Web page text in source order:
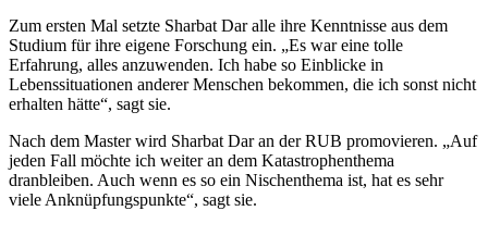
Zum ersten Mal setzte Sharbat Dar alle ihre Kenntnisse aus dem
Studium für ihre eigene Forschung ein. „Es war eine tolle
Erfahrung, alles anzuwenden. Ich habe so Einblicke in
Lebenssituationen anderer Menschen bekommen, die ich sonst nicht
erhalten hätte“, sagt sie.
Nach dem Master wird Sharbat Dar an der RUB promovieren. „Auf
jeden Fall möchte ich weiter an dem Katastrophenthema
dranbleiben. Auch wenn es so ein Nischenthema ist, hat es sehr
viele Anknüpfungspunkte“, sagt sie.